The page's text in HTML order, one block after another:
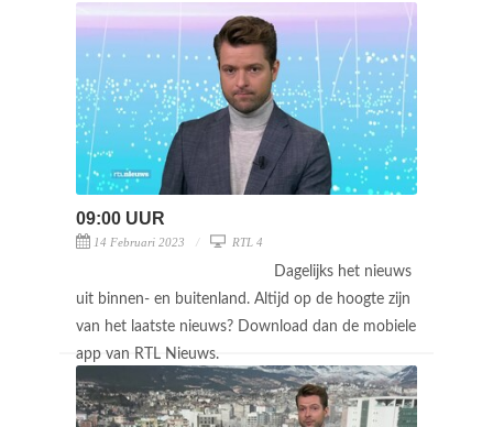
09:00 UUR
14 Februari 2023 RTL 4
Dagelijks het nieuws
uit binnen- en buitenland. Altijd op de hoogte zijn
van het laatste nieuws? Download dan de mobiele
app van RTL Nieuws.